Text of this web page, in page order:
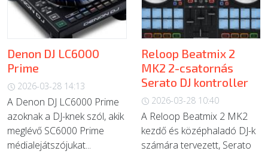
Denon DJ LC6000
Prime
2026-03-28 14:13
A Denon DJ LC6000 Prime
azoknak a DJ-knek szól, akik
meglévő SC6000 Prime
médialejátszójukat...
Reloop Beatmix 2
MK2 2-csatornás
Serato DJ kontroller
2026-03-28 10:40
A Reloop Beatmix 2 MK2
kezdő és középhaladó DJ-k
számára tervezett, Serato